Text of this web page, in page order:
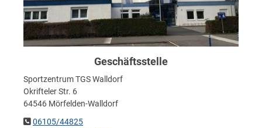
Geschäftsstelle
Sportzentrum TGS Walldorf
Okrifteler Str. 6
64546 Mörfelden-Walldorf
06105/44825